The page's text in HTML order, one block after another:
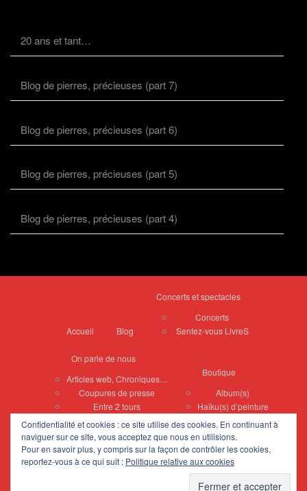
20 ans et tant…
Blog de pierres, précieuses (part 7)
Blog de pierres, précieuses (part 6)
Blog de pierres, précieuses (part 5)
Blog de pierres, précieuses (part 4)
Accueil Blog
Concerts et spectacles
Concerts
Sentez-vous LivreS
On parle de nous
Articles web, Chroniques…
Coupures de presse
Entre 2 tours
Boutique
Album(s)
Haïku(s) d’peinture
Peintures de Vyvian
Tableaux divers
Zelliges
Contact
Confidentialité et cookies : ce site utilise des cookies. En continuant à
naviguer sur ce site, vous acceptez que nous en utilisions.
Pour en savoir plus, y compris sur la façon de contrôler les cookies,
reportez-vous à ce qui suit : Politique relative aux cookies